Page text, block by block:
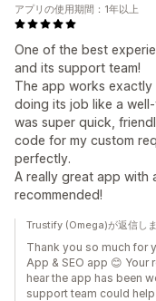
One of the best
and its support team!
The app works
doing its job like a
was super quick,
code for my custom
perfectly.
A really great app with
recommended!
アプリの使用期間：1年以上
Trustify (Omega)が返信し
Thank you so much for
App & SEO app 😊 Your
hear the app has been
support team could